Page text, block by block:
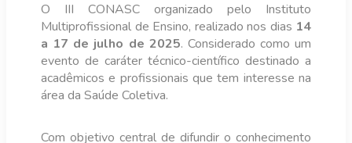
O III CONASC organizado pelo Instituto
Multiprofissional de Ensino, realizado nos dias 14
a 17 de julho de 2025. Considerado como um
evento de caráter técnico-científico destinado a
acadêmicos e profissionais que tem interesse na
área da Saúde Coletiva.
Com objetivo central de difundir o conhecimento